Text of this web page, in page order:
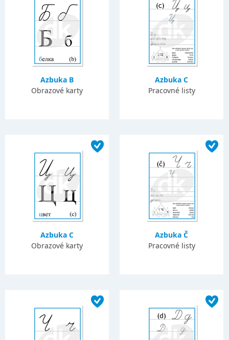
Azbuka B
Obrazové karty
Azbuka C
Pracovné listy
Azbuka C
Obrazové karty
Azbuka Č
Pracovné listy